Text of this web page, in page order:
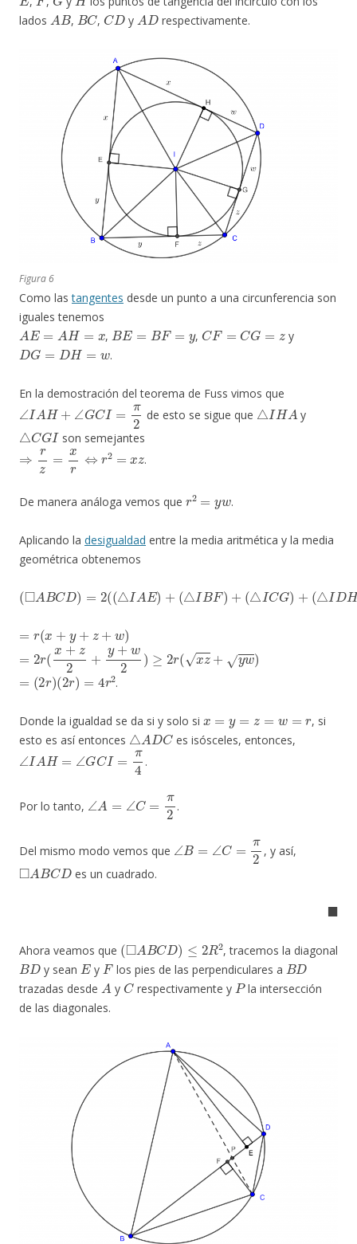
lados
AB
,
BC
,
CD
y
AD
respectivamente.
Figura 6
Como lastangentes desde un punto a una circunferencia son
iguales tenemos
AE=AH=x
,
BE= =y
,
CF= = z
y
DG= H=w
.
En la demostración del teorema de Fuss vimos que
∠IA H+ G CI =π
de esto se sigue que
△ IHA
y
△ CGI
son semejantes
z= ⇔ z
.
De manera análoga vemos que
2
.
Aplicando la desigualdad entre la media aritmética y la media
geométrica obtenemos
(◻A BCD)= △ I A E +
(△I B F) +(△ )+
(△I D H ))
x+
r ( x+z 2+y 2)≥ 2r (x y w
2r (2r)=
.
Donde la igualdad se da si y solo si
, si
esto es así entonces
△ADC
es isósceles, entonces,
∠IA H= CI =π4
.
Por lo tanto,
∠ A C =π
.
Del mismo modo vemos que
∠B C =π
, y así,
◻ A BCD
es un cuadrado.
◼
Ahora veamos que
(◻A BCD)≤ 2
, tracemos la diagonal
BD
y sean
E
y
F
los pies de las perpendiculares a
BD
trazadas desde
A
y
C
respectivamente y
P
la intersección
de las diagonales.